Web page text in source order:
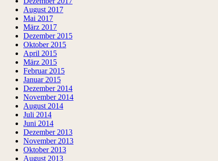
August 2017
Mai 2017
März 2017
Dezember 2015
Oktober 2015
April 2015
März 2015
Februar 2015
Januar 2015
Dezember 2014
November 2014
August 2014
Juli 2014
Juni 2014
Dezember 2013
November 2013
Oktober 2013
August 2013